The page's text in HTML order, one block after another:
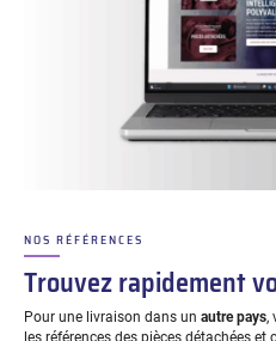
NOS RÉFÉRENCES
–
Trouvez rapidement
Pour une livraison dans un autre pays,
les références des pièces détachées